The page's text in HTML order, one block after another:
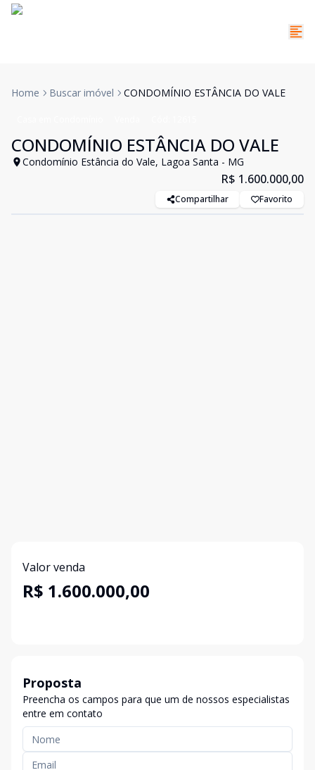
Home Buscar imóvel CONDOMÍNIO ESTÂNCIA DO VALE
CONDOMÍNIO ESTÂNCIA DO VALE
Condomínio Estância do Vale, Lagoa Santa - MG
R$ 1.600.000,00
Compartilhar Favorito
Valor venda
R$ 1.600.000,00
Proposta
Preencha os campos para que um de nossos especialistas
entre em contato